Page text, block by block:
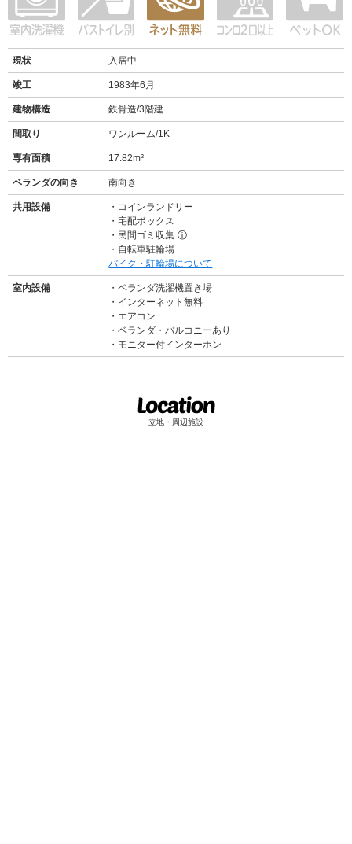
現状 入居中
竣工 1983年6月
建物構造 鉄骨造/3階建
間取り ワンルーム/1K
専有面積 17.82m²
ベランダの向き 南向き
共用設備
コインランドリー
宅配ボックス
民間ゴミ収集 ⓘ
自転車駐輪場
バイク・駐輪場について
室内設備
ベランダ洗濯機置き場
インターネット無料
エアコン
ベランダ・バルコニーあり
モニター付インターホン
立地・周辺施設